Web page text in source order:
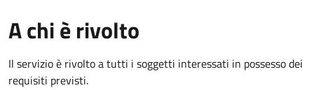
A chi è rivolto
Il servizio è rivolto a tutti i soggetti interessati in possesso dei
requisiti previsti.